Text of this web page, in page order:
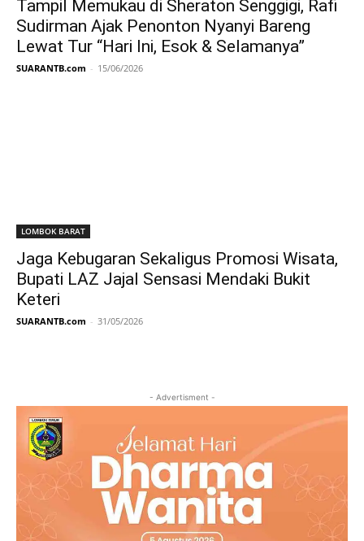
Tampil Memukau di Sheraton Senggigi, Rafi
Sudirman Ajak Penonton Nyanyi Bareng
Lewat Tur “Hari Ini, Esok & Selamanya”
SUARANTB.com - 15/06/2026
LOMBOK BARAT
Jaga Kebugaran Sekaligus Promosi Wisata,
Bupati LAZ Jajal Sensasi Mendaki Bukit
Keteri
SUARANTB.com - 31/05/2026
- Advertisment -